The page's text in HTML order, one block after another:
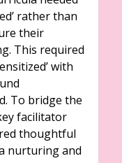
rather than
their
This required
with
To bridge the
facilitator
thoughtful
nurturing and